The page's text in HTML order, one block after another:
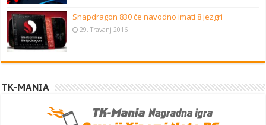
Snapdragon 830 će navodno imati 8 jezgri
29. Travanj 2016
TK-MANIA